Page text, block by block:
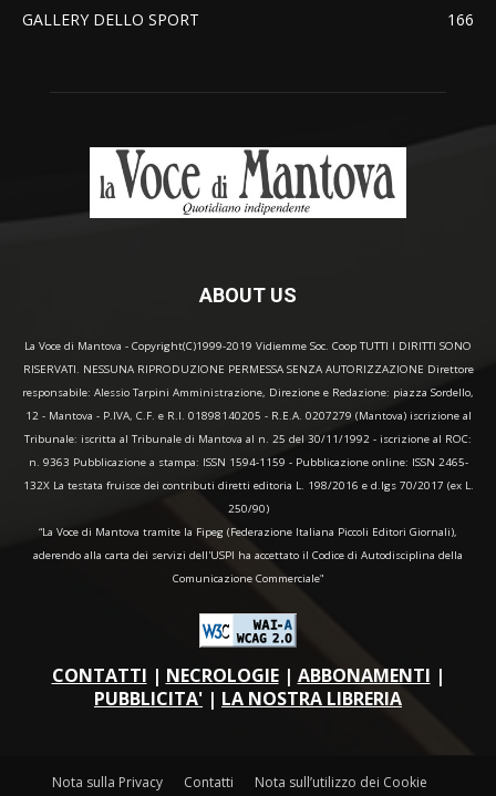
GALLERY DELLO SPORT
166
ABOUT US
La Voce di Mantova - Copyright(C)1999-2019 Vidiemme Soc. Coop TUTTI I DIRITTI SONO
RISERVATI. NESSUNA RIPRODUZIONE PERMESSA SENZA AUTORIZZAZIONE Direttore
responsabile: Alessio Tarpini Amministrazione, Direzione e Redazione: piazza Sordello,
12 - Mantova - P.IVA, C.F. e R.I. 01898140205 - R.E.A. 0207279 (Mantova) iscrizione al
Tribunale: iscritta al Tribunale di Mantova al n. 25 del 30/11/1992 - iscrizione al ROC:
n. 9363 Pubblicazione a stampa: ISSN 1594-1159 - Pubblicazione online: ISSN 2465-
132X La testata fruisce dei contributi diretti editoria L. 198/2016 e d.lgs 70/2017 (ex L.
250/90)
“La Voce di Mantova tramite la Fipeg (Federazione Italiana Piccoli Editori Giornali),
aderendo alla carta dei servizi dell'USPI ha accettato il Codice di Autodisciplina della
Comunicazione Commerciale"
CONTATTI | NECROLOGIE| ABBONAMENTI |
PUBBLICITA' | LA NOSTRA LIBRERIA
Nota sulla Privacy Contatti
Nota sull’utilizzo dei Cookie